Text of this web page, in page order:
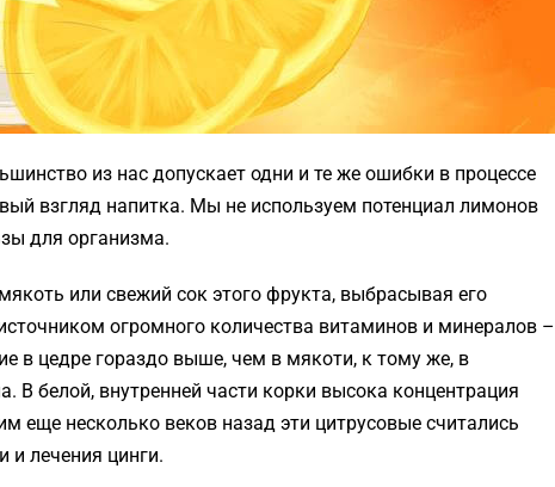
из нас допускает одни и те же ошибки в процессе
взгляд напитка. Мы не используем потенциал лимонов
для организма.
или свежий сок этого фрукта, выбрасывая его
огромного количества витаминов и минералов –
в цедре гораздо выше, чем в мякоти, к тому же, в
В белой, внутренней части корки высока концентрация
еще несколько веков назад эти цитрусовые считались
лечения цинги.